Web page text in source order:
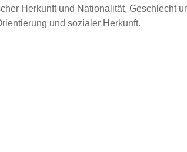
Herkunft und Nationalität, Geschlecht
und sozialer Herkunft.